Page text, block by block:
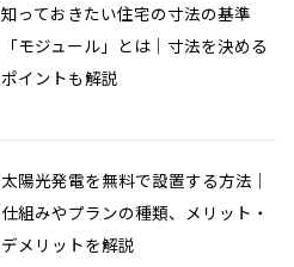
知っておきたい住宅の寸法の基準
「モジュール」とは｜寸法を決める
ポイントも解説
太陽光発電を無料で設置する方法｜
仕組みやプランの種類、メリット・
デメリットを解説